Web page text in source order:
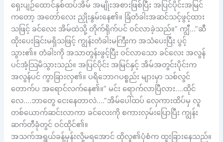
ရှေးပျဉ်ထောင်နှစ်ထပ်အိမ် အမျိုးအစားဖြစ်ပြီး အပြင်ပိုင်းအမြင်
ကတော့ အတော်လေး ညှိုးနွမ်းနေ၏။ ခြံတံခါးအဆင်သင့်ဖွင့်ထား
သဖြင့် ခင်လေး အိမ်ထဲသို့ တိုက်ရိုက်ပင် ဝင်လာခဲ့သည်။” ကျွီ…”ဆီ
ထိုးပေးခြင်းမရှိသဖြင့် ကျွန်းတံခါးမကြီးက အသံပေးပြီး ပွင့်
သွား၏။ တံခါးကို အသာတွန်းဖွင့်ပြီး ဝင်လာသော ခင်လေး အလွန်
ပင်အံ့သြမိသွားသည်။ အပြင်ပိုင်း အမြင်နှင့် အိမ်အတွင်းပိုင်းက
အလွန်ပင် ကွာခြားလှ၏။ ပရိဘောဂပစ္စည်း များမှာ သစ်လွင်
တောက်ပ အရောင်လက်နေ၏။” မင်း ရောက်လာပြီလား….ထိုင်
လေ….ဘာတွေ ငေးနေတာလဲ….”အိမ်ပေါ်ထပ် လှေကားထိပ်မှ လူ
တစ်ယောက်ဆင်းလာကာ ခင်လေးကို စကားလှမ်းပြောပြီး ကျွန်း
ဆက်တီခုံတွင် ဝင်ထိုင်၏။
အသက်အရွယ်ခန့်မှန်းလို့မရအောင် ထိုလူ၏ပုံစံက ထူးခြားနေသည်။